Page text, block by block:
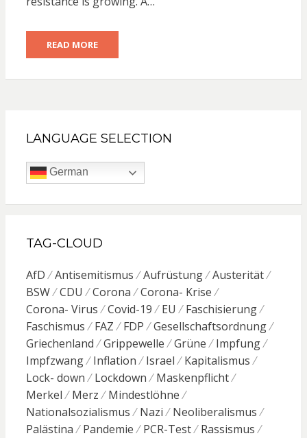
READ MORE
LANGUAGE SELECTION
German
TAG-CLOUD
AfD Antisemitismus Aufrüstung
Austerität
BSW
CDU Corona
Corona- Krise
Corona- Virus
Covid-19 EU
Faschisierung
Faschismus
FAZ FDP
Gesellschaftsordnung
Griechenland
Grippewelle Grüne
Impfung
Impfzwang
Inflation Israel
Kapitalismus
Lock- down
Lockdown
Maskenpflicht
Merkel
Merz
Mindestlöhne
Nationalsozialismus
Nazi
Neoliberalismus
Palästina
Pandemie PCR-Test
Rassismus